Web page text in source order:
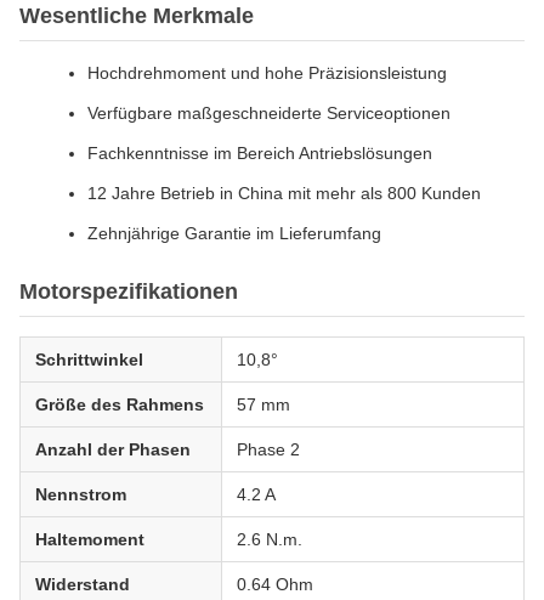
Wesentliche Merkmale
Hochdrehmoment und hohe Präzisionsleistung
Verfügbare maßgeschneiderte Serviceoptionen
Fachkenntnisse im Bereich Antriebslösungen
12 Jahre Betrieb in China mit mehr als 800 Kunden
Zehnjährige Garantie im Lieferumfang
Motorspezifikationen
Schrittwinkel 10,8°
Größe des Rahmens 57 mm
Anzahl der Phasen Phase 2
Nennstrom 4.2 A
Haltemoment 2.6 N.m.
Widerstand 0.64 Ohm